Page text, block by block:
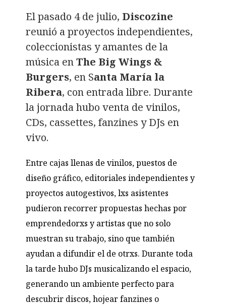
El pasado 4 de julio, Discozine
reunió a proyectos independientes,
coleccionistas y amantes de la
música enThe Big Wings &
Burgers, en Santa María la
Ribera, con entrada libre. Durante
la jornada hubo venta de vinilos,
CDs, cassettes, fanzines y DJs en
vivo.
Entre cajas llenas de vinilos, puestos de
diseño gráfico, editoriales independientes y
proyectos autogestivos, lxs asistentes
pudieron recorrer propuestas hechas por
emprendedorxs y artistas que no solo
muestran su trabajo, sino que también
ayudan a difundir el de otrxs. Durante toda
la tarde hubo DJs musicalizando el espacio,
generando un ambiente perfecto para
descubrir discos, hojear fanzines o